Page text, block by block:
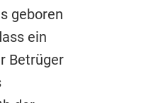
geboren
ein
Betrüger